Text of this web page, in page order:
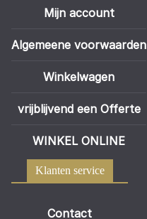
Mijn account
Algemeene voorwaarden
Winkelwagen
vrijblijvend een Offerte
WINKEL ONLINE
Klanten service
Contact